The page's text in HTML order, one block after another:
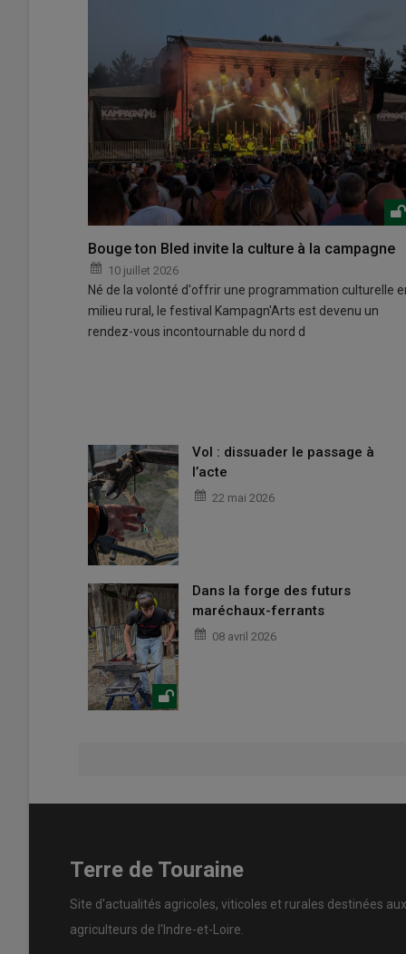
Bouge ton Bled invite la culture à la campagne
10 juillet 2026
Né de la volonté d'offrir une programmation culturelle
milieu rural, le festival Kampagn'Arts est devenu un
rendez-vous incontournable du nord d
Vol : dissuader le passage à
l’acte
22 mai 2026
Dans la forge des futurs
maréchaux-ferrants
08 avril 2026
Terre de Touraine
Site d'actualités agricoles, viticoles et rurales destinées aux
agriculteurs de l'Indre-et-Loire.